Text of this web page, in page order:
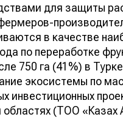
для защиты
в качестве
по переработке
750 га (41%) в
экосистемы по
инвестиционных
(ТОО «Казах